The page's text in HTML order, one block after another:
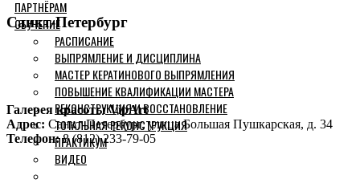
ПАРТНЁРАМ
ОБУЧЕНИЕ
РАСПИСАНИЕ
ВЫПРЯМЛЕНИЕ И ДИСЦИПЛИНА
МАСТЕР КЕРАТИНОВОГО ВЫПРЯМЛЕНИЯ
ПОВЫШЕНИЕ КВАЛИФИКАЦИИ МАСТЕРА
РЕКОНСТРУКЦИЯ И ВОССТАНОВЛЕНИЕ
ТОТАЛЬНАЯ РЕКОНСТРУКЦИЯ
ПРАКТИКУМ
ВИДЕО
Санкт-Петербург
Галерея красоты VipArt
Адрес: Санкт-Петербург, улица Большая Пушкарская, д. 34
Телефон:8 (812) 233-79-05